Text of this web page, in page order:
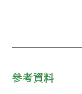
參考資料